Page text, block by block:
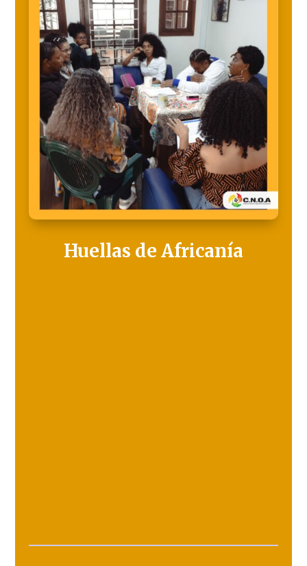
Huellas de Africanía